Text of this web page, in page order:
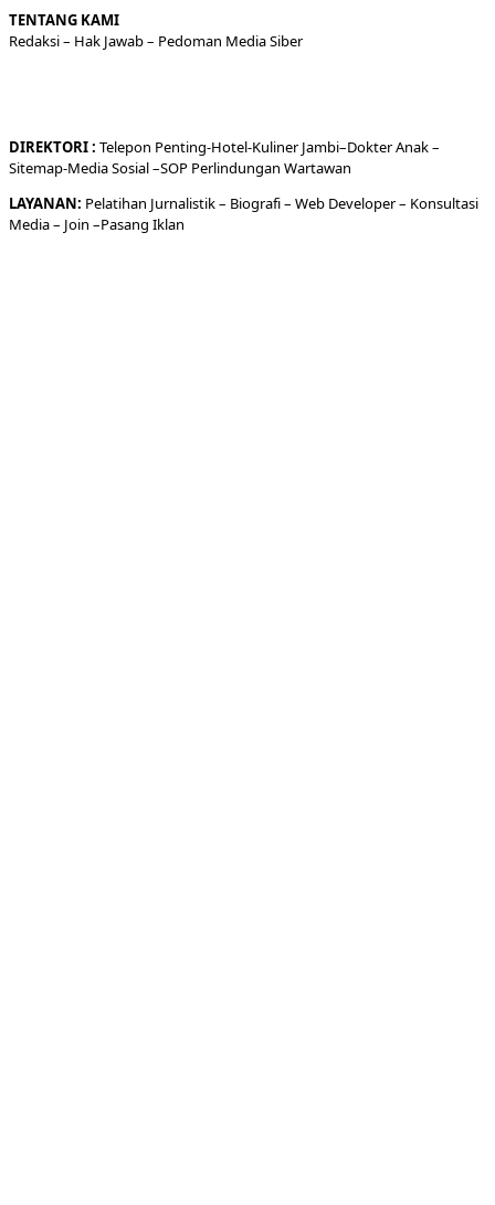
TENTANG KAMI
Redaksi– Hak Jawab – Pedoman Media Siber
DIREKTORI: Telepon Penting-Hotel-KulinerJambi–DokterAnak –
Sitemap-Media Sosial –SOP Perlindungan Wartawan
LAYANAN: Pelatihan Jurnalistik – Biografi– Web Developer– Konsultasi
Media– Join –Pasang Iklan